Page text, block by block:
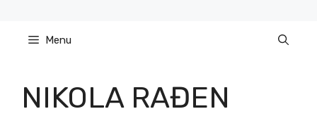
content Menu
NIKOLA RAĐEN